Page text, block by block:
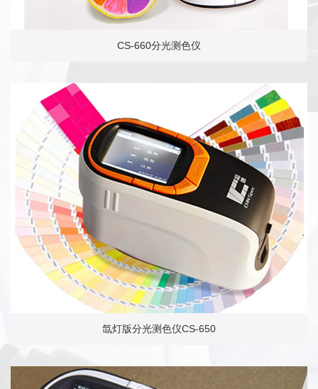
CS-660分光测色仪
氙灯版分光测色仪CS-650